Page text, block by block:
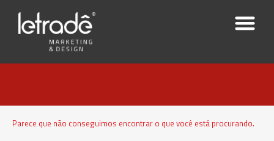
Parece que não conseguimos encontrar o que você está procurando.